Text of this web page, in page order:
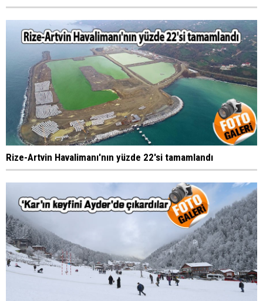
Rize-Artvin Havalimanı'nın yüzde 22'si tamamlandı